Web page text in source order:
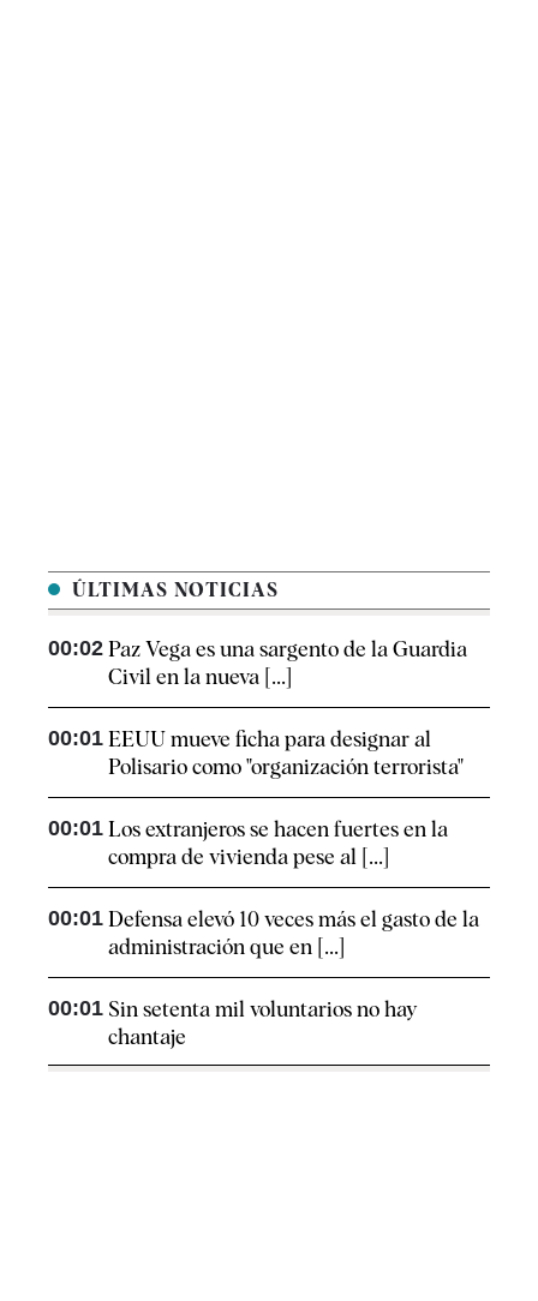
ÚLTIMAS NOTICIAS
00:02 Paz Vega es una sargento de la Guardia
Civil en la nueva [...]
00:01 EEUU mueve ficha para designar al
Polisario como "organización terrorista"
00:01 Los extranjeros se hacen fuertes en la
compra de vivienda pese al [...]
00:01 Defensa elevó 10 veces más el gasto de la
administración que en [...]
00:01 Sin setenta mil voluntarios no hay
chantaje